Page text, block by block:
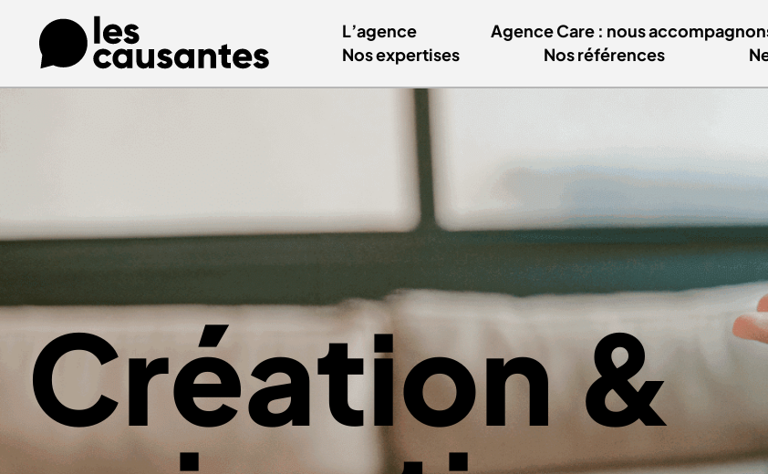
L’agence
Agence Care : nous
Nos expertises
Nos références
Création &